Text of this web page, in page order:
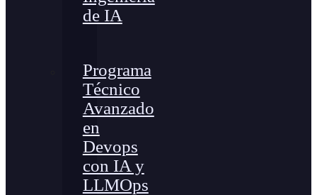
de IA
Programa
Técnico
Avanzado
en
Devops
con IA y
LLMOps